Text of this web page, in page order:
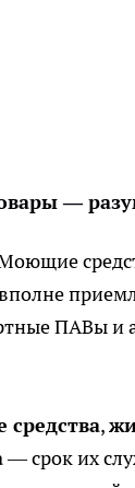
—
ПАВы и
,
— срок их